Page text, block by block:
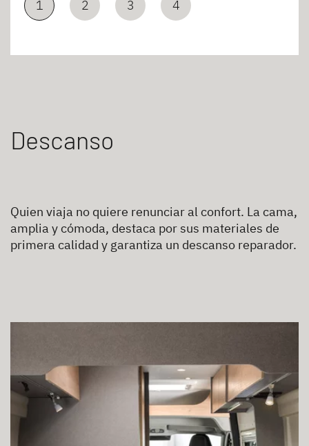
1 2 3 4
Descanso
Quien viaja no quiere renunciar al confort. La cama,
amplia y cómoda, destaca por sus materiales de
primera calidad y garantiza un descanso reparador.